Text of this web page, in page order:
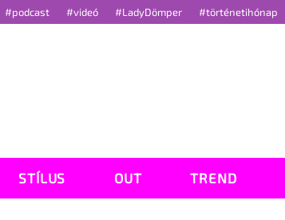
#podcast #videó #LadyDömper #történetihónap
STÍLUS OUT TREND